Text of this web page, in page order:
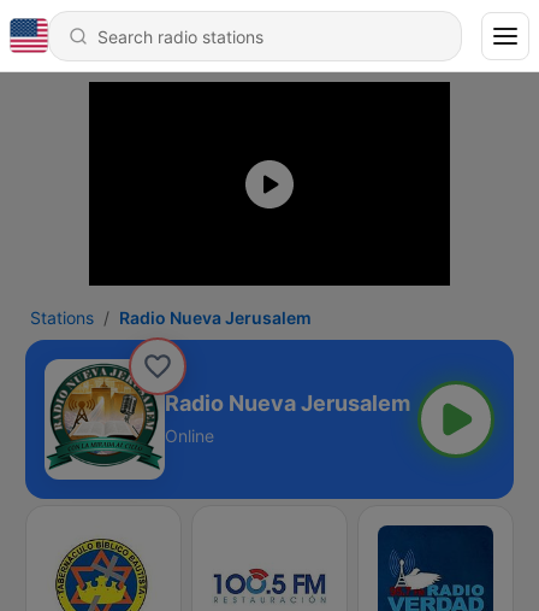
Stations Radio Nueva Jerusalem
Radio Nueva Jerusalem
Online